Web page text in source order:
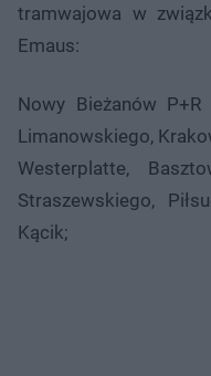
tramwajowa w
Emaus:
Nowy Bieżanów
Limanowskiego,
Westerplatte,
Straszewskiego,
Kącik;